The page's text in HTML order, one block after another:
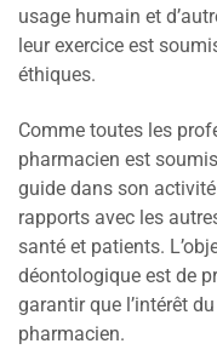
usage humain et
leur exercice est
éthiques.
Comme toutes les
pharmacien est
guide dans son
rapports avec les
santé et patients.
déontologique est de
garantir que l’intérêt
pharmacien.